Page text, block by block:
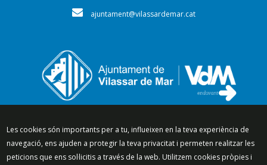
ajuntament@vilassardemar.cat
Segueix-nos a:
Les cookies són importants per a tu, influeixen en la teva experiència de
navegació, ens ajuden a protegir la teva privacitat i permeten realitzar les
peticions que ens sol·licitis a través de la web. Utilitzem cookies pròpies i